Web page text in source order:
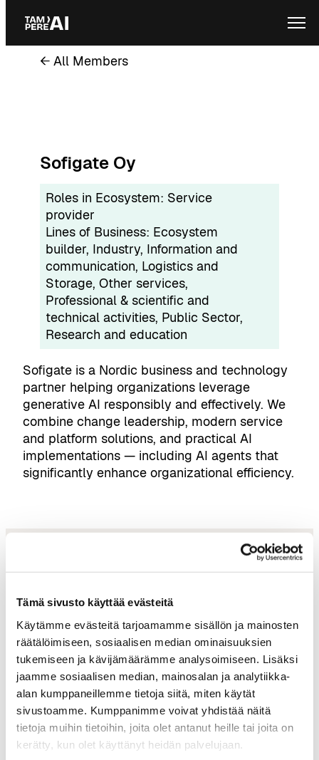
Tämä sivusto käyttää evästeitä
Käytämme evästeitä tarjoamamme sisällön ja mainosten
räätälöimiseen, sosiaalisen median ominaisuuksien
tukemiseen ja kävijämäärämme analysoimiseen. Lisäksi
jaamme sosiaalisen median, mainosalan ja analytiikka-
alan kumppaneillemme tietoja siitä, miten käytät
sivustoamme. Kumppanimme voivat yhdistää näitä
tietoja muihin tietoihin, joita olet antanut heille tai joita on
kerätty, kun olet käyttänyt heidän palvelujaan.
Skip
content
← All Members
Sofigate Oy
Roles in Ecosystem: Service
provider
Lines of Business: Ecosystem
builder, Industry, Information and
communication, Logistics and
Storage, Other services
Professional & scientific and
technical activities, Public Sector
Research and education
Sofigate is a Nordic business and technology
partner helping organizations leverage
generative AI responsibly and effectively. We
combine change leadership, modern service
and platform solutions, and practical AI
implementations — including AI agents that
significantly enhance organizational efficiency.
tampereai@businesstampere.com
Tampere AI
About Ecosystem
Ecosystem Members
Ecosystem Services
Why Tampere